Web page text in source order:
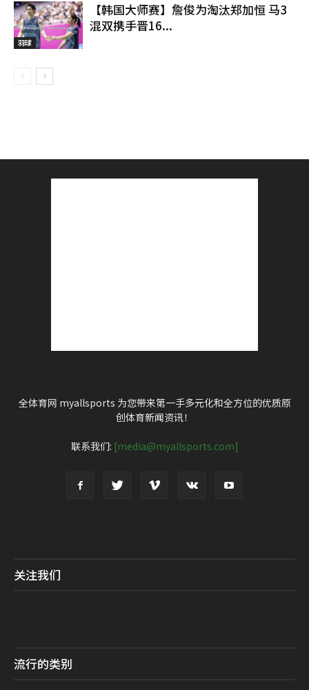
羽球
【韩国大师赛】詹俊为淘汰郑加恒 马3
混双携手晋16...
全体育网 myallsports 为您带来第一手多元化和全方位的优质原
创体育新闻资讯！
联系我们: [media@myallsports.com]
关注我们
流行的类别